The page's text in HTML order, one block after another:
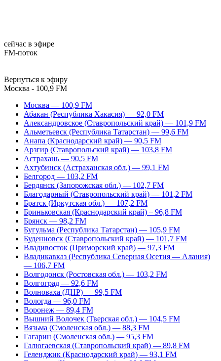
сейчас в эфире
FM-поток
Вернуться к эфиру
Москва - 100,9 FM
Москва — 100,9 FM
Абакан (Республика Хакасия) — 92,0 FM
Александровское (Ставропольский край) — 101,9 FM
Альметьевск (Республика Татарстан) — 99,6 FM
Анапа (Краснодарский край) — 90,5 FM
Арзгир (Ставропольский край) — 103,8 FM
Астрахань — 90,5 FM
Ахтубинск (Астраханская обл.) — 99,1 FM
Белгород — 103,2 FM
Бердянск (Запорожская обл.) — 102,7 FM
Благодарный (Ставропольский край) — 101,2 FM
Братск (Иркутская обл.) — 107,2 FM
Бриньковская (Краснодарский край) – 96,8 FM
Брянск — 98,2 FM
Бугульма (Республика Татарстан) — 105,9 FM
Буденновск (Ставропольский край) — 101,7 FM
Владивосток (Приморский край) — 97,3 FM
Владикавказ (Республика Северная Осетия — Алания)
— 106,7 FM
Волгодонск (Ростовская обл.) — 103,2 FM
Волгоград — 92,6 FM
Волноваха (ДНР) — 99,5 FM
Вологда — 96,0 FM
Воронеж — 89,4 FM
Вышний Волочек (Тверская обл.) — 104,5 FM
Вязьма (Смоленская обл.) — 88,3 FM
Гагарин (Смоленская обл.) — 95,3 FM
Галюгаевская (Ставропольский край) — 89,8 FM
Геленджик (Краснодарский край) — 93,1 FM